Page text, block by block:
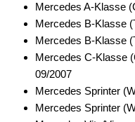
für Smart
für Toyota
für Valtra
für Volvo
Mercedes A-Klasse
Mercedes B-Klasse
Mercedes B-Klasse
Mercedes C-Klasse
09/2007
Mercedes Sprinter
Mercedes Sprinter